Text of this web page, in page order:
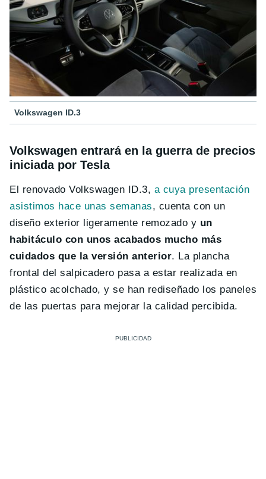
Volkswagen ID.3
Volkswagen entrará en la guerra de precios
iniciada por Tesla
El renovado Volkswagen ID.3, a cuya presentación
asistimos hace unas semanas, cuenta con un
diseño exterior ligeramente remozado y un
habitáculo con unos acabados mucho más
cuidados que la versión anterior. La plancha
frontal del salpicadero pasa a estar realizada en
plástico acolchado, y se han rediseñado los paneles
de las puertas para mejorar la calidad percibida.